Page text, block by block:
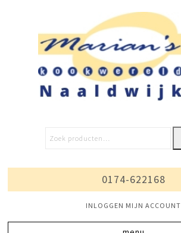
0174-622168
INLOGGEN MIJN ACCOUNT